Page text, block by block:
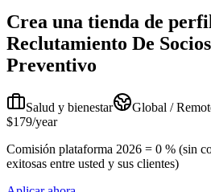
Crea una tienda de
Reclutamiento De
Preventivo
Salud y bienestar Global /
$179/year
Comisión plataforma 2026 = 0 % (sin
exitosas entre usted y sus clientes)